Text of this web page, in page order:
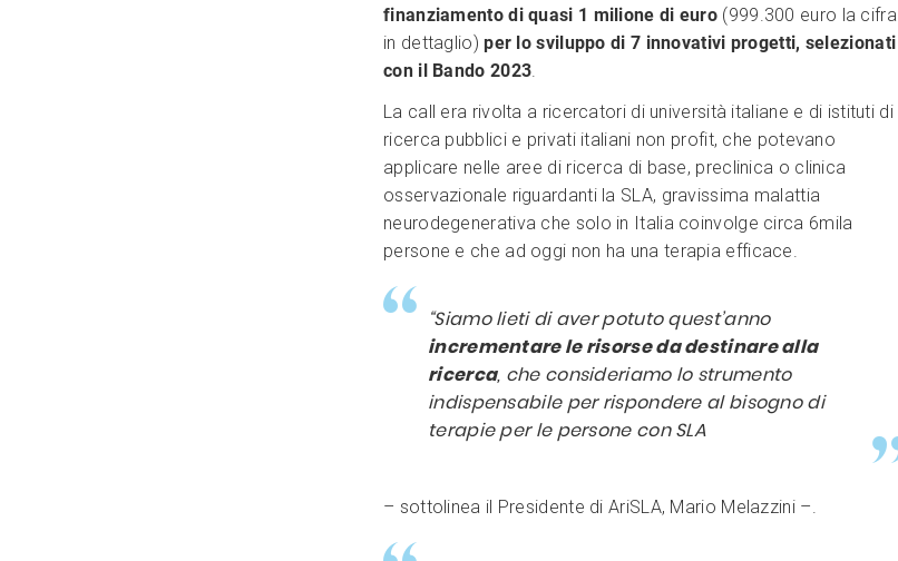
finanziamento di quasi 1 milione di euro (999.300 euro la cifra
in dettaglio)per lo sviluppo di 7 innovativi progetti, selezionati
con il Bando 2023.
La call era rivolta a ricercatori di università italiane e di istituti di
ricerca pubblici e privati italiani non profit, che potevano
applicare nelle aree di ricerca di base, preclinica o clinica
osservazionale riguardanti la SLA, gravissima malattia
neurodegenerativa che solo in Italia coinvolge circa 6mila
persone e che ad oggi non ha una terapia efficace.
“Siamo lieti di aver potuto quest’anno
incrementare le risorse da destinare alla
ricerca, che consideriamo lo strumento
indispensabile per rispondere al bisogno di
terapie per le persone con SLA
– sottolinea il Presidente di AriSLA, Mario Melazzini –.